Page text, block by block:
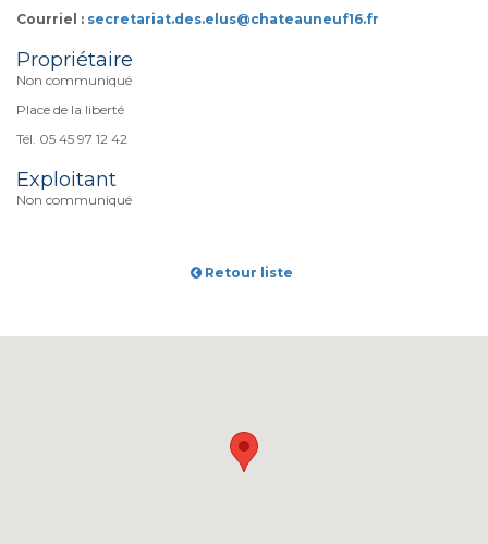
Courriel : secretariat.des.elus@chateauneuf16.fr
Propriétaire
Non communiqué
Place de la liberté
Tél. 05 45 97 12 42
Exploitant
Non communiqué
Retour liste